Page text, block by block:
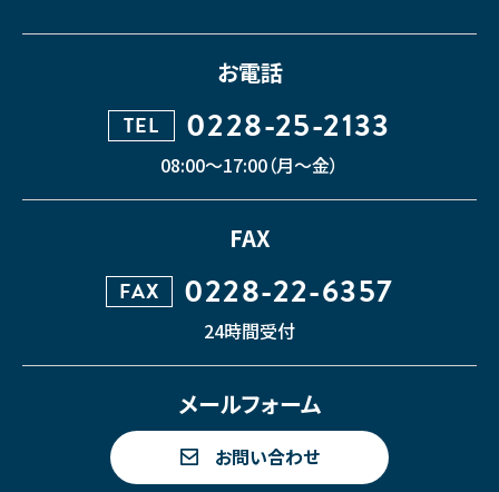
お電話
TEL 0228-25-2133
08:00〜17:00（月〜金）
FAX
FAX 0228-22-6357
24時間受付
メールフォーム
お問い合わせ